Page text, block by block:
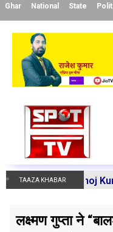
Ghar National State
TAAZA KHABAR
Manoj Kumar
लक्ष्मण गुप्ता ने